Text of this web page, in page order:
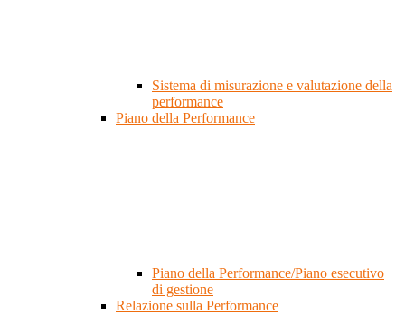
Sistema di misurazione e valutazione della
performance
Piano della Performance
Piano della Performance/Piano esecutivo
di gestione
Relazione sulla Performance